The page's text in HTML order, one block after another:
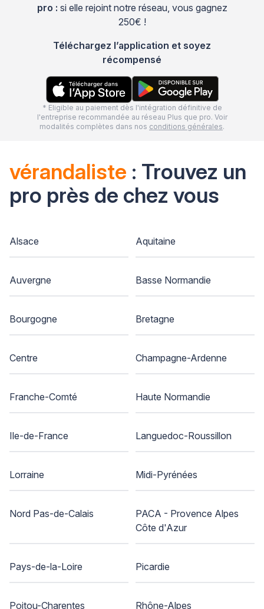
pro : si elle rejoint notre réseau, vous gagnez
250€ !
Téléchargez l’application et soyez
récompensé
* Eligible au paiement dès l'intégration définitive de
l'entreprise recommandée au réseau Plus que pro. Voir
modalités complètes dans nos conditions générales.
vérandaliste : Trouvez un
pro près de chez vous
Alsace Aquitaine
Auvergne Basse Normandie
Bourgogne Bretagne
Centre Champagne-Ardenne
Franche-Comté Haute Normandie
Ile-de-France Languedoc-Roussillon
Lorraine Midi-Pyrénées
Nord Pas-de-Calais
PACA - Provence Alpes
Côte d'Azur
Pays-de-la-Loire Picardie
Poitou-Charentes Rhône-Alpes